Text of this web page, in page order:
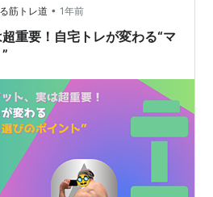
グの「地味な悩み」と対策 自
する際、あな…
筋トレ道 • 1年前
重要！自宅トレが変わる“マ